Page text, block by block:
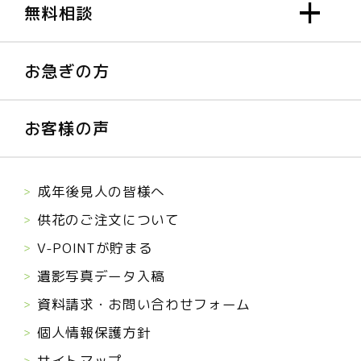
無料相談
お急ぎの方
お客様の声
成年後見人の皆様へ
供花のご注文について
V-POINTが貯まる
遺影写真データ入稿
資料請求・お問い合わせフォーム
個人情報保護方針